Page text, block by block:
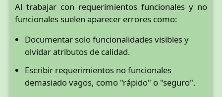
Al trabajar con requerimientos funcionales y no
funcionales suelen aparecer errores como:
Documentar solo funcionalidades visibles y
olvidar atributos de calidad.
Escribir requerimientos no funcionales
demasiado vagos, como "rápido" o "seguro".